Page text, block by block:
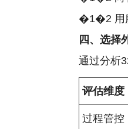
�1�2 用
四、选择
通过分析
评估维度
过程管控